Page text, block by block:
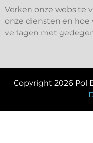
Verken onze website
onze diensten en
verlagen met
Copyright 2026 Pol